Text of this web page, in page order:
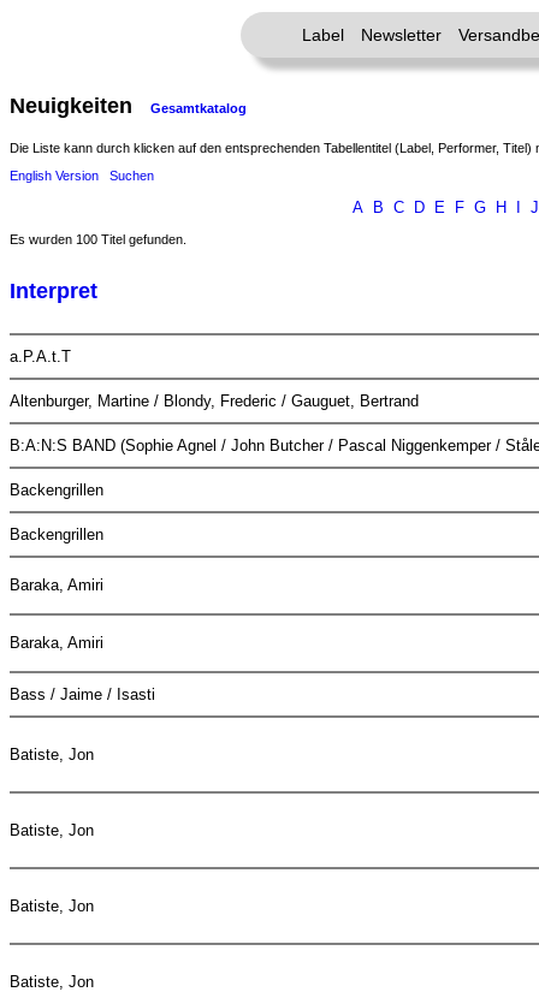
Label Newsletter
Neuigkeiten Gesamtkatalog
Die Liste kann durch klicken auf den entsprechenden Tabellentitel (Label, Performer,
English Version
Suchen
A B C D E F G H J
Es wurden 100 Titel gefunden.
Interpret
a.P.A.t.T
Altenburger, Martine / Blondy, Frederic / Gauguet, Bertrand
B:A:N:S BAND (Sophie Agnel / John Butcher / Pascal Niggenkemper /
Backengrillen
Backengrillen
Baraka, Amiri
Baraka, Amiri
Bass / Jaime / Isasti
Batiste, Jon
Batiste, Jon
Batiste, Jon
Batiste, Jon